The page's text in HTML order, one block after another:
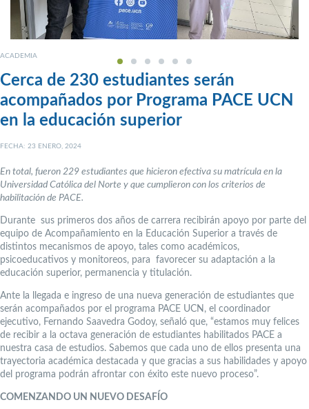
ACADEMIA
Cerca de 230 estudiantes serán
acompañados por Programa PACE UCN
en la educación superior
FECHA: 23 ENERO, 2024
En total, fueron 229 estudiantes que hicieron efectiva su matrícula en la
Universidad Católica del Norte y que cumplieron con los criterios de
habilitación de PACE.
Durante sus primeros dos años de carrera recibirán apoyo por parte del
equipo de Acompañamiento en la Educación Superior a través de
distintos mecanismos de apoyo, tales como académicos,
psicoeducativos y monitoreos, para favorecer su adaptación a la
educación superior, permanencia y titulación.
Ante la llegada e ingreso de una nueva generación de estudiantes que
serán acompañados por el programa PACE UCN, el coordinador
ejecutivo, Fernando Saavedra Godoy, señaló que, “estamos muy felices
de recibir a la octava generación de estudiantes habilitados PACE a
nuestra casa de estudios. Sabemos que cada uno de ellos presenta una
trayectoria académica destacada y que gracias a sus habilidades y apoyo
del programa podrán afrontar con éxito este nuevo proceso”.
COMENZANDO UN NUEVO DESAFÍO